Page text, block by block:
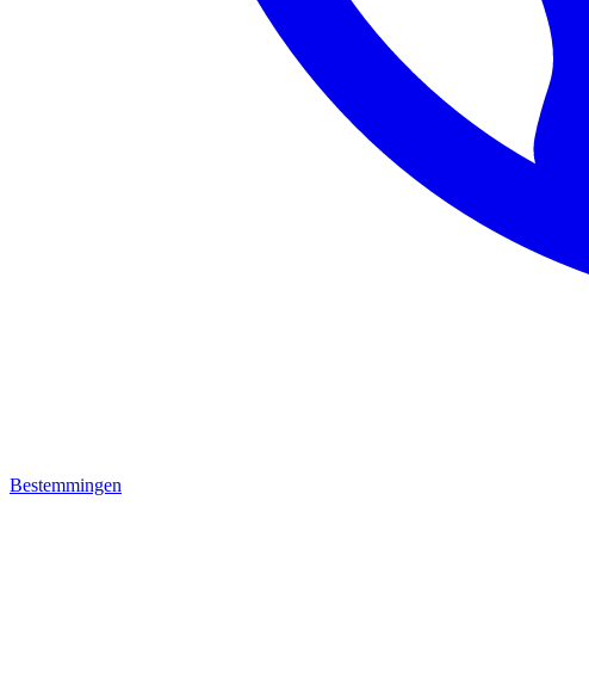
Bestemmingen